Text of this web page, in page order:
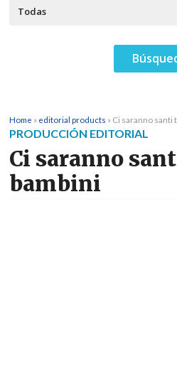
Home » editorial products » Ci saranno santi
PRODUCCIÓN EDITORIAL
Ci saranno
bambini